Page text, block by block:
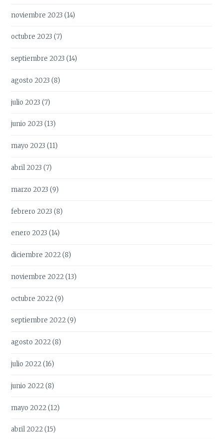
noviembre 2023 (14)
octubre 2023 (7)
septiembre 2023 (14)
agosto 2023 (8)
julio 2023 (7)
junio 2023 (13)
mayo 2023 (11)
abril 2023 (7)
marzo 2023 (9)
febrero 2023 (8)
enero 2023 (14)
diciembre 2022(8)
noviembre 2022(13)
octubre 2022(9)
septiembre 2022(9)
agosto 2022(8)
julio 2022(16)
junio 2022(8)
mayo 2022(12)
abril 2022(15)